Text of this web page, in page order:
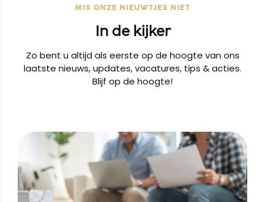
MIS ONZE NIEUWTJES NIET
In de kijker
Zo bent u altijd als eerste op de hoogte van ons
laatste nieuws, updates, vacatures, tips & acties.
Blijf op de hoogte!